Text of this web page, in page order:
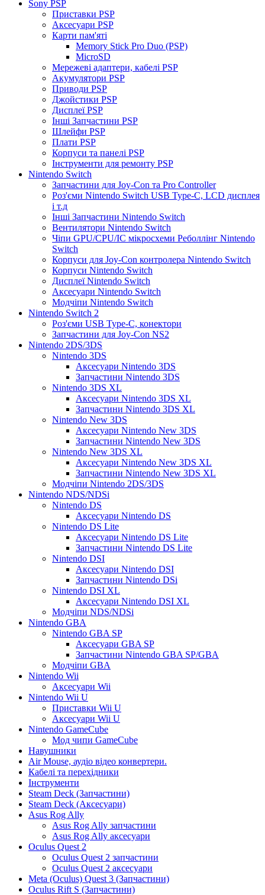
Sony PSP
Приставки PSP
Аксесуари PSP
Карти пам'яті
Memory Stick Pro Duo (PSP)
MicroSD
Мережеві адаптери, кабелі PSP
Акумулятори PSP
Приводи PSP
Джойстики PSP
Дисплеї PSP
Інші Запчастини PSP
Шлейфи PSP
Плати PSP
Корпуси та панелі PSP
Інструменти для ремонту PSP
Nintendo Switch
Запчастини для Joy-Con та Pro Controller
Роз'єми Nintendo Switch USB Type-C, LCD дисплея
і т.д
Інші Запчастини Nintendo Switch
Вентилятори Nintendo Switch
Чіпи GPU/CPU/IC мікросхеми Реболлінг Nintendo
Switch
Корпуси для Joy-Con контролера Nintendo Switch
Корпуси Nintendo Switch
Дисплеї Nintendo Switch
Аксесуари Nintendo Switch
Модчіпи Nintendo Switch
Nintendo Switch 2
Роз'єми USB Type-C, конектори
Запчастини для Joy-Con NS2
Nintendo 2DS/3DS
Nintendo 3DS
Аксесуари Nintendo 3DS
Запчастини Nintendo 3DS
Nintendo 3DS XL
Аксесуари Nintendo 3DS XL
Запчастини Nintendo 3DS XL
Nintendo New 3DS
Аксесуари Nintendo New 3DS
Запчастини Nintendo New 3DS
Nintendo New 3DS XL
Аксесуари Nintendo New 3DS XL
Запчастини Nintendo New 3DS XL
Модчіпи Nintendo 2DS/3DS
Nintendo NDS/NDSi
Nintendo DS
Аксесуари Nintendo DS
Nintendo DS Lite
Аксесуари Nintendo DS Lite
Запчастини Nintendo DS Lite
Nintendo DSI
Аксесуари Nintendo DSI
Запчастини Nintendo DSi
Nintendo DSI XL
Аксесуари Nintendo DSI XL
Модчіпи NDS/NDSi
Nintendo GBA
Nintendo GBA SP
Аксесуари GBA SP
Запчастини Nintendo GBA SP/GBA
Модчіпи GBA
Nintendo Wii
Аксесуари Wii
Nintendo Wii U
Приставки Wii U
Аксесуари Wii U
Nintendo GameCube
Мод чипи GameCube
Навушники
Air Mouse, аудіо відео конвертери.
Кабелі та перехідники
Інструменти
Steam Deck (Запчастини)
Steam Deck (Аксесуари)
Asus Rog Ally
Asus Rog Ally запчастини
Asus Rog Ally аксесуари
Oculus Quest 2
Oculus Quest 2 запчастини
Oculus Quest 2 аксесуари
Meta (Oculus) Quest 3 (Запчастини)
Oculus Rift S (Запчастини)